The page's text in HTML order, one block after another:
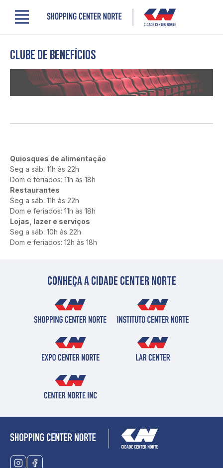
Menu
Cinema
Comodidades
Clube de benefícios
Novidades
Quem somos
Contato
Clube de benefícios
Quiosques de alimentação
Seg a sáb: 11h às 22h
Dom e feriados: 11h às 18h
Restaurantes
Seg a sáb: 11h às 22h
Dom e feriados: 11h às 18h
Lojas, lazer e serviços
Seg a sáb: 10h às 22h
Dom e feriados: 12h às 18h
Conheça a cidade center norte